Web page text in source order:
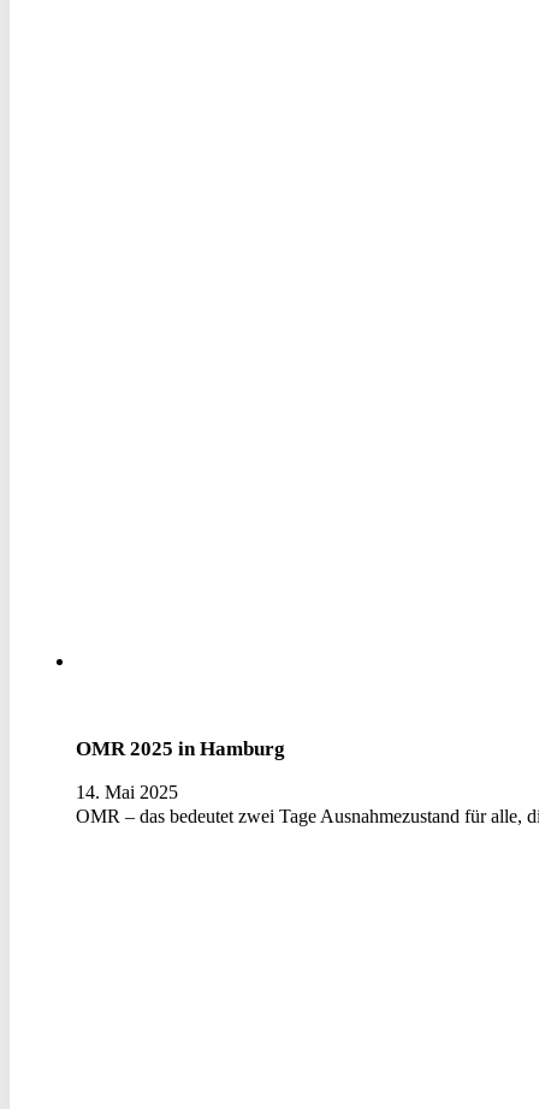
OMR 2025 in Hamburg
14. Mai 2025
OMR – das bedeutet zwei Tage Ausnahmezustand für alle,